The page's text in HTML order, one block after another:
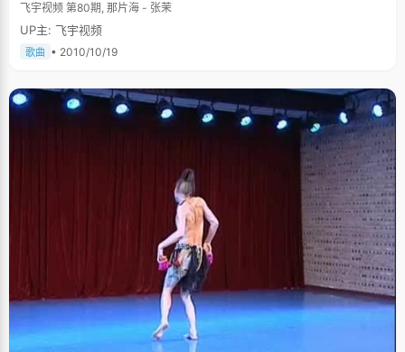
飞宇视频 第80期, 那片海 - 张茉
UP主: 飞宇视频
歌曲 • 2010/10/19